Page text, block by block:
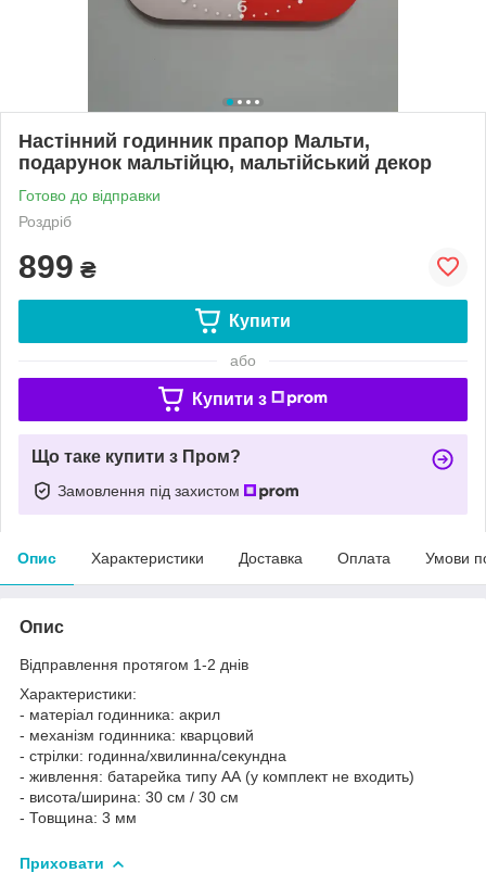
Настінний годинник прапор Мальти,
подарунок мальтійцю, мальтійський декор
Готово до відправки
Роздріб
899 ₴
Купити
або
Купити з
Що таке купити з Пром?
Замовлення під захистом
Опис Характеристики Доставка Оплата Умови
Опис
Відправлення протягом 1-2 днів
Характеристики:
- матеріал годинника: акрил
- механізм годинника: кварцовий
- стрілки: годинна/хвилинна/секундна
- живлення: батарейка типу АА (у комплект не входить)
- висота/ширина: 30 см / 30 см
- Товщина: 3 мм
Приховати